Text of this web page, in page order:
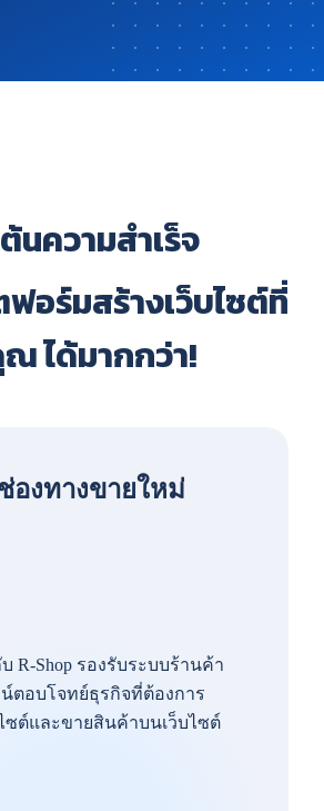
นความสำเร็จ
อร์มสร้างเว็บไซต์ที่
ได้มากกว่า!
องทางขายใหม่
R-Shop รองรับระบบร้านค้า
ตอบโจทย์ธุรกิจที่ต้องการ
ซต์และขายสินค้าบนเว็บไซต์